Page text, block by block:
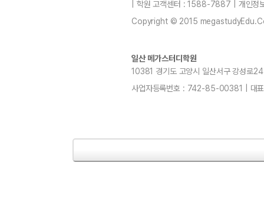
| 학원 고객센터 : 1588-7887 | 개인
Copyright © 2015
일산 메가스터디학원
10381 경기도 고양시 일산서구 강성
사업자등록번호 : 742-85-00381 | 대표